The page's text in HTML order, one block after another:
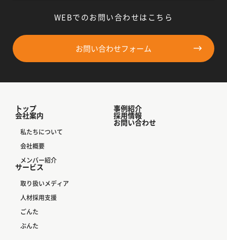
WEBでのお問い合わせはこちら
お問い合わせフォーム
トップ
会社案内
私たちについて
会社概要
メンバー紹介
サービス
取り扱いメディア
人材採用支援
ごんた
ぶんた
事例紹介
採用情報
お問い合わせ